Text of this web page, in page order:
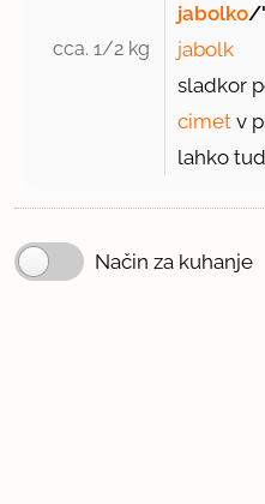
jabolko/
cca. 1/2 kg
jabolk
sladkor
cimet v
lahko
Način za kuhanje